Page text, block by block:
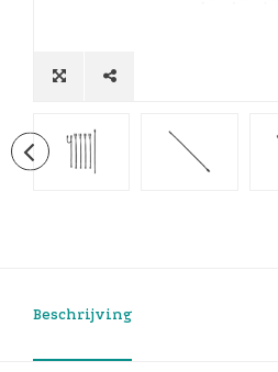
Beschrijving